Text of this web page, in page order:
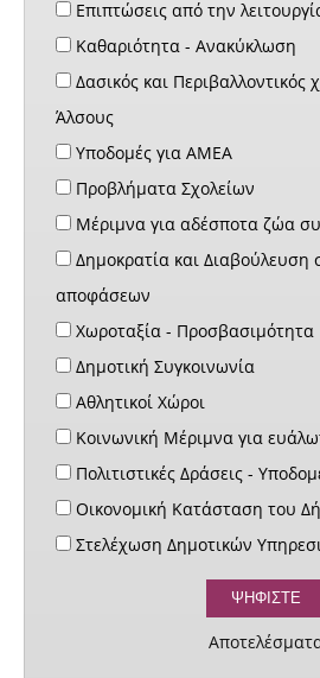
Επιπτώσεις από την
Καθαριότητα - Ανακύκλωση
Δασικός και Περιβαλλοντικός
Άλσους
Υποδομές για ΑΜΕΑ
Προβλήματα Σχολείων
Μέριμνα για αδέσποτα ζώα
Δημοκρατία και Διαβούλευση
αποφάσεων
Χωροταξία - Προσβασιμότητα
Δημοτική Συγκοινωνία
Αθλητικοί Χώροι
Κοινωνική Μέριμνα για
Πολιτιστικές Δράσεις -
Οικονομική Κατάσταση του
Στελέχωση Δημοτικών